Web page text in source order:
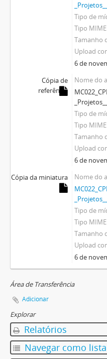
Tipo de
Tipo MIME
Tamanho
Upload
6 de
Cópia de
referência
Nome do
Tipo de
Tipo MIME
Tamanho
Upload
6 de
Cópia da miniatura
Nome do
Tipo de
Tipo MIME
Tamanho
Upload
6 de
Área de Transferência
Adicionar
Explorar
Relatórios
Navegar como lista